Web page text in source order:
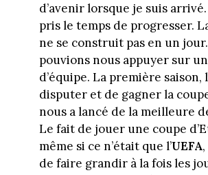
d’avenir lorsque je suis
pris le temps de progresser.
ne se construit pas en un
pouvions nous appuyer sur
d’équipe. La première saison,
disputer et de gagner la
nous a lancé de la meilleure
Le fait de jouer une coupe
même si ce n’était que l’UEFA,
de faire grandir à la fois les